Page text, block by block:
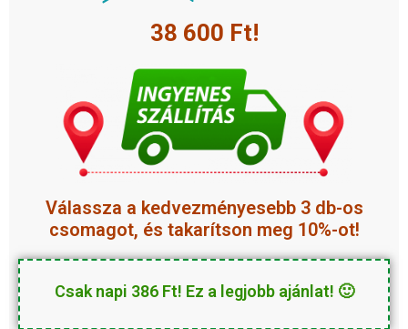
38 600 Ft!
Válassza a kedvezményesebb 3 db-os
csomagot, és takarítson meg 10%-ot!
Csak napi 386 Ft! Ez a legjobb ajánlat! 🙂